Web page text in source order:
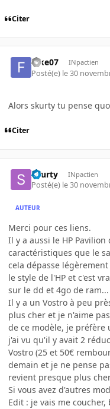
Citer
fake07 INpactien
Posté(e) le 30
Alors skurty tu pense
Citer
skurty INpactien
Posté(e) le 30
AUTEUR
Merci pour ces liens.
Il y a aussi le HP
caractéristiques que le
cela dépasse
le style de l'HP et c'est
sur le dd et 4go de
Il y a un Vostro à peu
plus cher et je n'aime
de ce modèle, je préfère
j'ai vu qu'il y avait 2
Vostro (25 et 50€
demain et je ne pense
revient presque plus
Si vous avez d'autres
Edit : je vais me